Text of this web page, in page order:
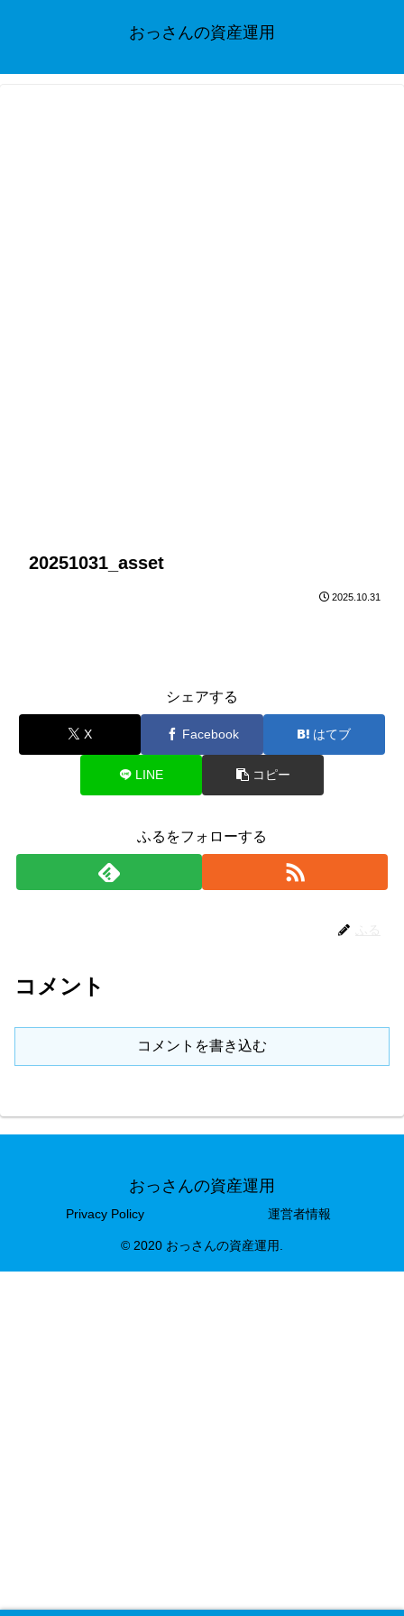
おっさんの資産運用
20251031_asset
2025.10.31
シェアする
X Facebook はてブ
LINE コピー
ふるをフォローする
コメント
コメントを書き込む
おっさんの資産運用
Privacy Policy 運営者情報
© 2020 おっさんの資産運用.